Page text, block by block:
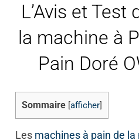
L’Avis et Test
la machine à
Pain Doré
Sommaire afficher]
Les machines à pain de